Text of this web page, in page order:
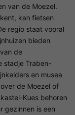
van de Moezel.
kan fietsen
regio staat vooral
bieden
de
stadje Traben-
en musea
de Moezel of
Kues behoren
gezinnen is een